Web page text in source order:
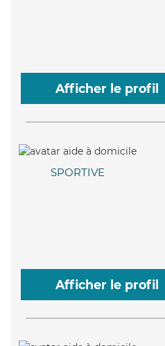
Afficher le profil
SPORTIVE
Afficher le profil